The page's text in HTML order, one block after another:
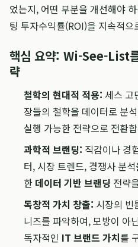
었는지, 어떤 부분을 개선해야
팅 투자수익률(ROI)을 지속적
핵심 요약: Wi-See-List
략
철학의 현대적 적용: 세스 고
장들의 철학을 데이터로 분
실행 가능한 전략으로 전환
과학적 브랜딩: 직감이나 경
터, 시장 트렌드, 경쟁사 분
한 데이터 기반 브랜딩 전략
독창적 가치 창출: 시장의 빈
니즈를 파악하여, 모방이 아
독자적인 IT 브랜드 가치를